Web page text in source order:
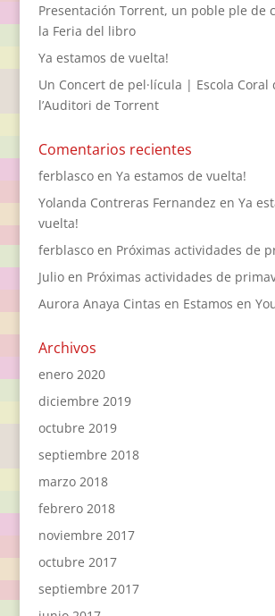
Presentación Torrent, un poble ple de
la Feria del libro
Ya estamos de vuelta!
Un Concert de pel·lícula | Escola Coral
l’Auditori de Torrent
Comentarios recientes
ferblascoen Ya estamos de vuelta!
Yolanda Contreras Fernandez en Ya
vuelta!
ferblascoen Próximas actividades de
Julioen Próximas actividades de
Aurora Anaya Cintas en Estamos en
Archivos
enero 2020
diciembre 2019
octubre 2019
septiembre 2018
marzo 2018
febrero 2018
noviembre 2017
octubre 2017
septiembre 2017